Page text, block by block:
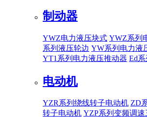
制动器
YWZ电力液压块式 YWZ系列
系列液压轮边 YW系列电力液
YT1系列电力液压推动器 Ed
电动机
YZR系列绕线转子电动机 ZD
转子电动机 YZP系列变频调